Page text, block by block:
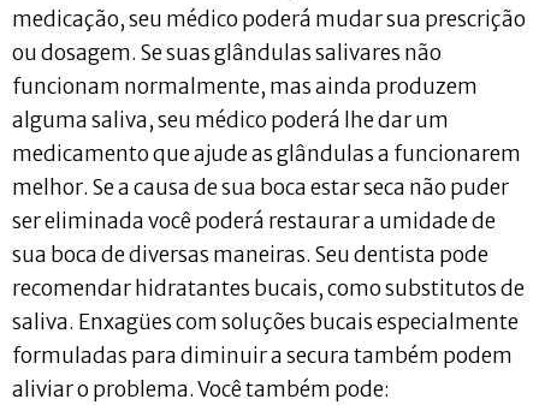
medicação, seu médico poderá mudar sua prescrição
ou dosagem. Se suas glândulas salivares não
funcionam normalmente, mas ainda produzem
alguma saliva, seu médico poderá lhe dar um
medicamento que ajude as glândulas a funcionarem
melhor. Se a causa de sua boca estar seca não puder
ser eliminada você poderá restaurar a umidade de
sua boca de diversas maneiras. Seu dentista pode
recomendar hidratantes bucais, como substitutos de
saliva. Enxagües com soluções bucais especialmente
formuladas para diminuir a secura também podem
aliviar o problema. Você também pode: